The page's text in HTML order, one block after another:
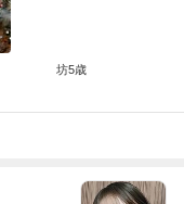
坊5歳